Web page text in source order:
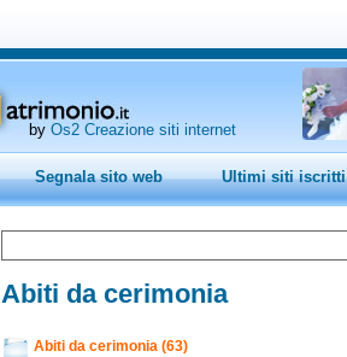
by Os2 Creazione siti internet
Segnala sito web Ultimi siti iscritti
Abiti da cerimonia
Abiti da cerimonia (63)